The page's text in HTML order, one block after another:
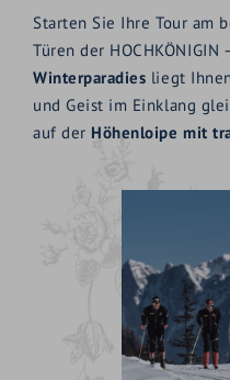
Starten Sie Ihre Tour am
Türen der
Winterparadies liegt
und Geist im Einklang
auf der Höhenloipe mit